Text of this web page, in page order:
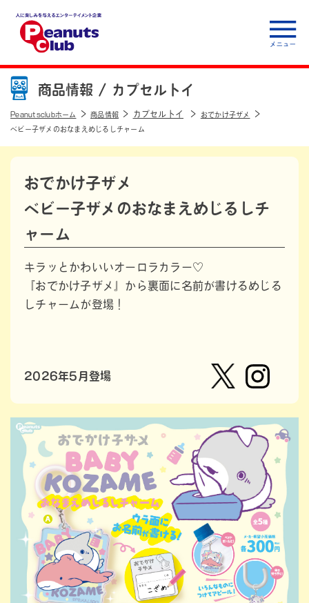
人に楽しみを与えるエ
ンターテイメント企
業 Peanuts club
商品情報 / カプセルトイ
Peanutsclubホーム 商品情報 カプセルトイ おでかけ子ザメ
ベビー子ザメのおなまえめじるしチャーム
おでかけ子ザメ
ベビー子ザメのおなまえめじるしチ
ャーム
キラッとかわいいオーロラカラー♡
『おでかけ子ザメ』から裏面に名前が書けるめじる
しチャームが登場！
2026年5月登場
ツクラ
プセル
トイの
Xはこ
ナッ
ツ・ク
ラブ
カプセ
ルトイ
メーカ
ーの人
（公
式）のI
nstag
ramは
こちら